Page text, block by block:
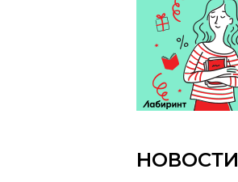
НОВОСТИ